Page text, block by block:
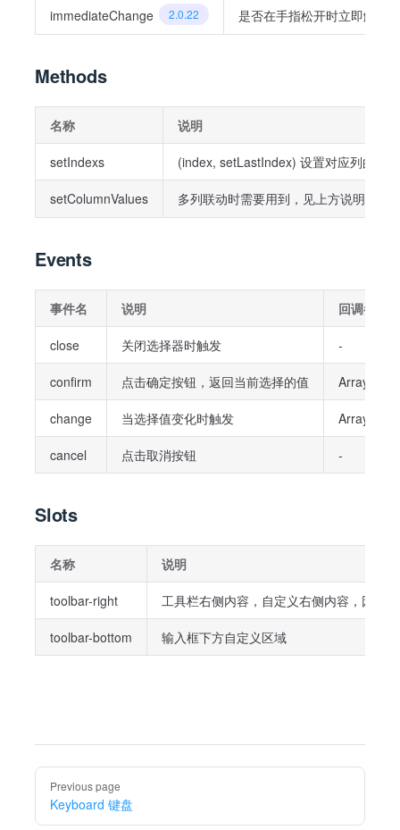
immediateChange 2.0.22 是否在手指松开时立即触发
Methods
名称 说明
setIndexs (index, setLastIndex) 设置对应列的选
setColumnValues 多列联动时需要用到，见上方说明，注
Events
事件名 说明 回调参数
close 关闭选择器时触发 -
confirm 点击确定按钮，返回当前选择的值 Array: 见
change 当选择值变化时触发 Array: 见
cancel 点击取消按钮 -
Slots
名称 说明
toolbar-right 工具栏右侧内容，自定义右侧内容，因为
toolbar-bottom 输入框下方自定义区域
PagerPrevious page
Keyboard 键盘